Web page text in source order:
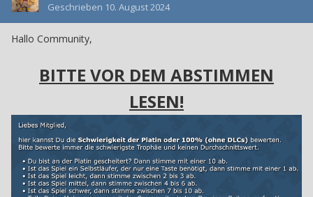
Geschrieben 10. August 2024
Hallo Community,
BITTE VOR DEM ABSTIMMEN
LESEN!